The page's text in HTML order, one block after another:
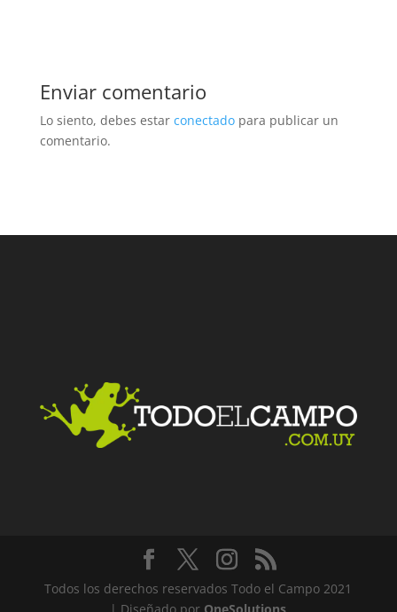
Enviar comentario
Lo siento, debes estar conectadopara publicar un
comentario.
Todos los derechos reservados Todo el Campo 2021
| Diseñado por OneSolutions
Facebook